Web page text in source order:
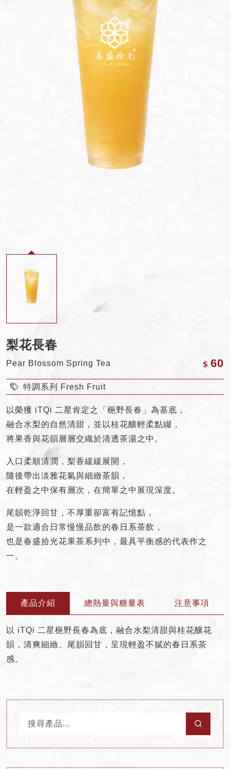
Drinks Menu
Brand Story
Drink Reading
News
Franchise
梨花長春
Pear Blossom Spring Tea $ 60
特調系列 Fresh Fruit
以榮獲 iTQi 二星肯定之「梔野長春」為基底，
融合水梨的自然清甜，並以桂花釀輕柔點綴，
將果香與花韻層層交織於清透茶湯之中。
入口柔順清潤，梨香緩緩展開，
隨後帶出淡雅花氣與細緻茶韻，
在輕盈之中保有層次，在簡單之中展現深度。
尾韻乾淨回甘，不厚重卻富有記憶點，
是一款適合日常慢慢品飲的春日系茶飲，
也是春盛拾光花果茶系列中，最具平衡感的代表作之
一。
產品介紹 總熱量與糖量表 注意事項
以 iTQi 二星梔野長春為底，融合水梨清甜與桂花釀花
韻，清爽細緻、尾韻回甘，呈現輕盈不膩的春日系茶
感。